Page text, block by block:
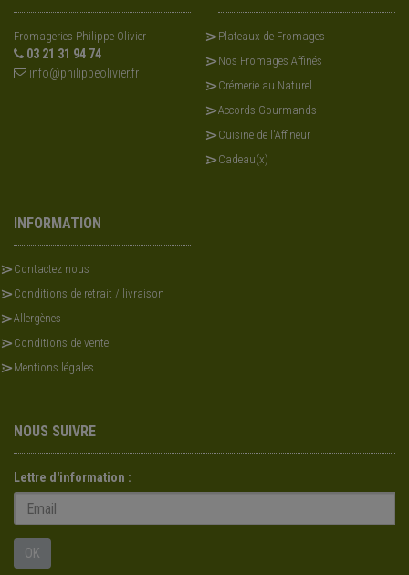
Fromageries Philippe Olivier
03 21 31 94 74
info@philippeolivier.fr
Plateaux de Fromages
Nos Fromages Affinés
Crémerie au Naturel
Accords Gourmands
Cuisine de l'Affineur
Cadeau(x)
INFORMATION
Contactez nous
Conditions de retrait / livraison
Allergènes
Conditions de vente
Mentions légales
NOUS SUIVRE
Lettre d'information :
OK